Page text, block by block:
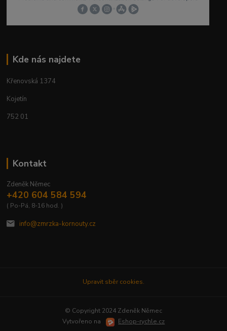
Kde nás najdete
Křenovská 1374
Kojetín
752 01
Kontakt
Zdeněk Němec
+420 604 584 594
( Po-Pá, 8-16 hod. )
info@zmrzka-kornouty.cz
Upravit sběr cookies.
© Copyright 2024 Zdeněk Němec
Vytvořeno na
Eshop-rychle.cz